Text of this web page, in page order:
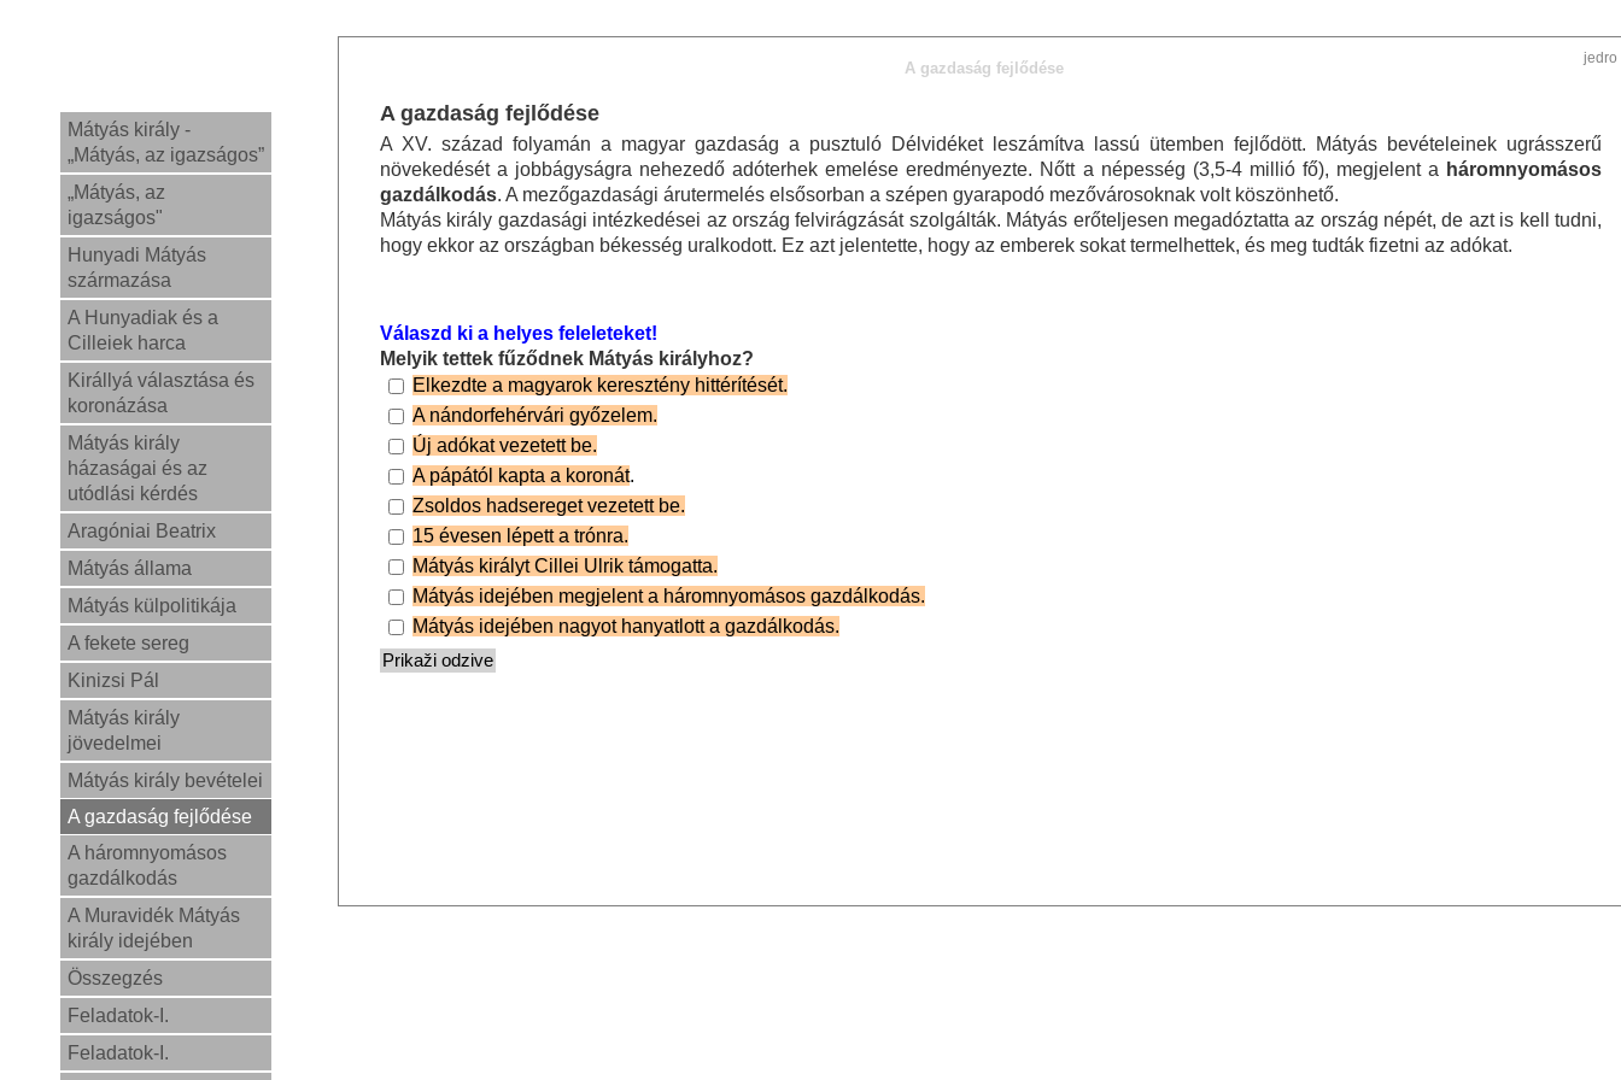
Mátyás király -
„Mátyás, az igazságos”
„Mátyás, az
igazságos"
Hunyadi Mátyás
származása
A Hunyadiak és a
Cilleiek harca
Királlyá választása és
koronázása
Mátyás király
házaságai és az
utódlási kérdés
Aragóniai Beatrix
Mátyás állama
Mátyás külpolitikája
A fekete sereg
Kinizsi Pál
Mátyás király
jövedelmei
Mátyás király bevételei
A gazdaság fejlődése
A háromnyomásos
gazdálkodás
A Muravidék Mátyás
király idejében
Összegzés
Feladatok-I.
Feladatok-I.
jedro
A gazdaság fejlődése
A gazdaság fejlődése
A XV. század folyamán a magyar gazdaság a pusztuló Délvidéket leszámítva lassú ütemben fejlődött. Mátyás bevételeinek ugrásszerű
növekedését a jobbágyságra nehezedő adóterhek emelése eredményezte. Nőtt a népesség (3,5-4 millió fő), megjelent a háromnyomásos
gazdálkodás. A mezőgazdasági árutermelés elsősorban a szépen gyarapodó mezővárosoknak volt köszönhető.
Mátyás király gazdasági intézkedései az ország felvirágzását szolgálták. Mátyás erőteljesen megadóztatta az ország népét, de azt is kell tudni,
hogy ekkor az országban békesség uralkodott. Ez azt jelentette, hogy az emberek sokat termelhettek, és meg tudták fizetni az adókat.
Válaszd ki a helyes feleleteket!
Melyik tettek fűződnek Mátyás királyhoz?
Elkezdte a magyarok keresztény hittérítését.
A nándorfehérvári győzelem.
Új adókat vezetett be.
A pápától kapta a koronát.
Zsoldos hadsereget vezetett be.
15 évesen lépett a trónra.
Mátyás királyt Cillei Ulrik támogatta.
Mátyás idejében megjelent a háromnyomásos gazdálkodás.
Mátyás idejében nagyot hanyatlott a gazdálkodás.